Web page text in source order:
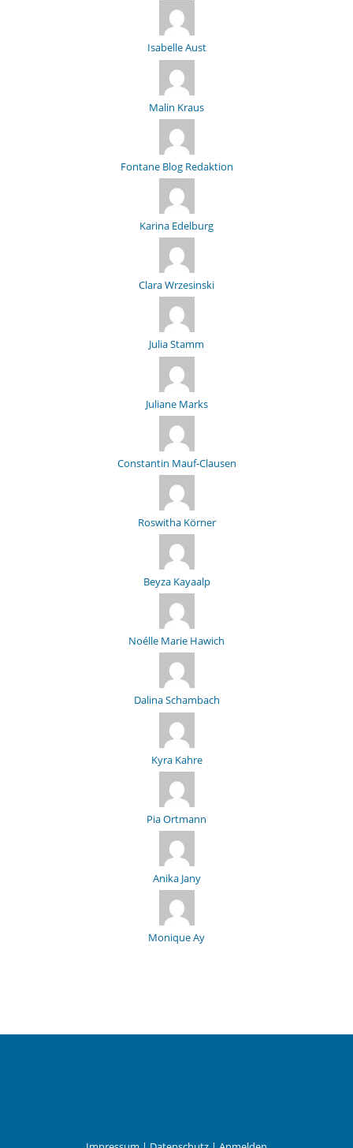
Isabelle Aust
Malin Kraus
Fontane Blog Redaktion
Karina Edelburg
Clara Wrzesinski
Julia Stamm
Juliane Marks
Constantin Mauf-Clausen
Roswitha Körner
Beyza Kayaalp
Noélle Marie Hawich
Dalina Schambach
Kyra Kahre
Pia Ortmann
Anika Jany
Monique Ay